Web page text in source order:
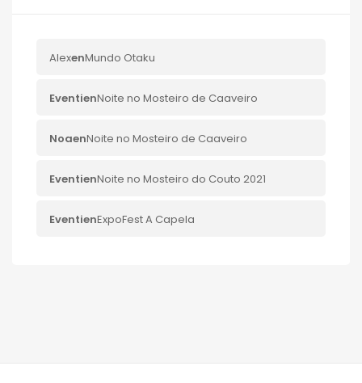
AlexenMundo Otaku
EventienNoite no Mosteiro de Caaveiro
NoaenNoite no Mosteiro de Caaveiro
EventienNoite no Mosteiro do Couto 2021
EventienExpoFest A Capela